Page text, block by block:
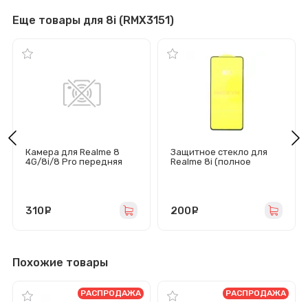
Еще товары для 8i (RMX3151)
Камера для Realme 8
4G/8i/8 Pro передняя
310
Защитное стекло для
Realme 8i (полное
200
Похожие товары
РАСПРОДАЖА РАСПРОДАЖА